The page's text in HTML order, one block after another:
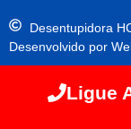
Desentupidora
Desenvolvido por
Ligue